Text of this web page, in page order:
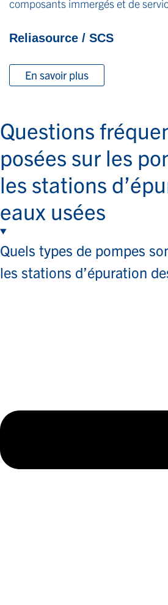
composants immergés et de
Reliasource / SCS
En savoir plus
Questions
posées sur les
les stations
eaux usées
Quels types de pompes
les stations d’épuration